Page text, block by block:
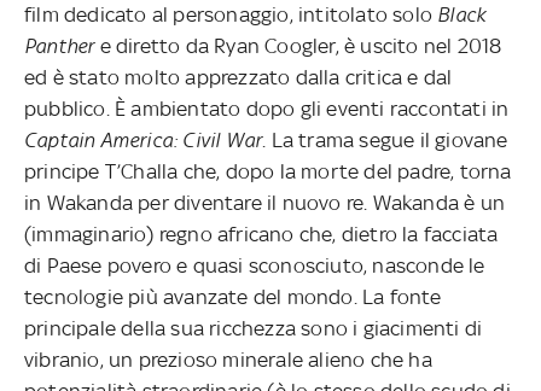
film dedicato al personaggio, intitolato solo Black
Panthere diretto da Ryan Coogler, è uscito nel 2018
ed è stato molto apprezzato dalla critica e dal
pubblico. È ambientato dopo gli eventi raccontati in
Captain America: Civil War. La trama segue il giovane
principe T’Challa che, dopo la morte del padre, torna
in Wakanda per diventare il nuovo re. Wakanda è un
(immaginario) regno africano che, dietro la facciata
di Paese povero e quasi sconosciuto, nasconde le
tecnologie più avanzate del mondo. La fonte
principale della sua ricchezza sono i giacimenti di
vibranio, un prezioso minerale alieno che ha